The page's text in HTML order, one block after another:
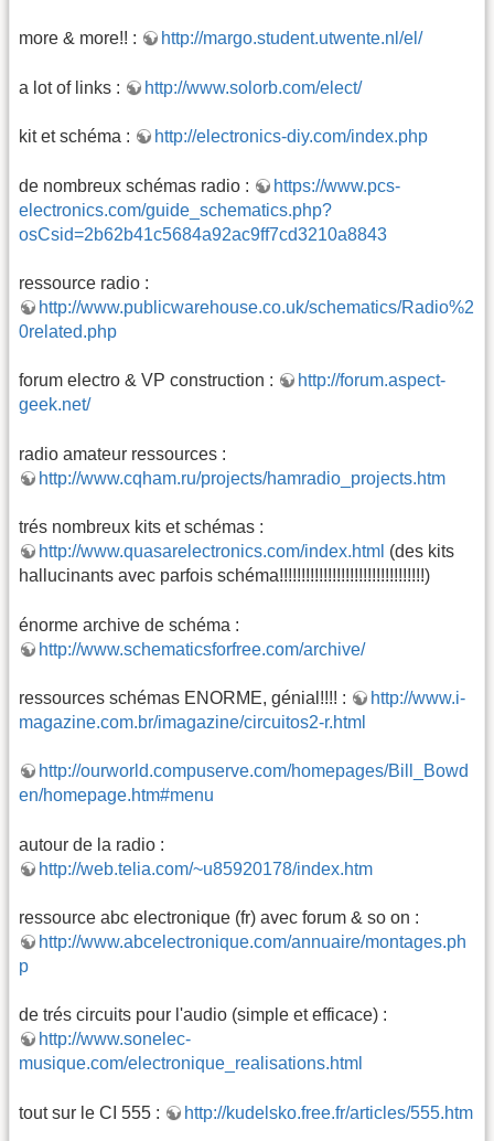
more & more!! : http://margo.student.utwente.nl/el/
a lot of links : http://www.solorb.com/elect/
kit et schéma : http://electronics-diy.com/index.php
de nombreux schémas radio :
https://www.pcs-
electronics.com/guide_schematics.php?
osCsid=2b62b41c5684a92ac9ff7cd3210a8843
ressource radio :
http://www.publicwarehouse.co.uk/schematics/Radio%2
0related.php
forum electro & VP construction :
http://forum.aspect-
geek.net/
radio amateur ressources :
http://www.cqham.ru/projects/hamradio_projects.htm
trés nombreux kits et schémas :
http://www.quasarelectronics.com/index.html (des kits
hallucinants avec parfois schéma!!!!!!!!!!!!!!!!!!!!!!!!!!!!!!!!!)
énorme archive de schéma :
http://www.schematicsforfree.com/archive/
ressources schémas ENORME, génial!!!! :
http://www.i-
magazine.com.br/imagazine/circuitos2-r.html
http://ourworld.compuserve.com/homepages/Bill_Bowd
en/homepage.htm#menu
autour de la radio :
http://web.telia.com/~u85920178/index.htm
ressource abc electronique (fr) avec forum & so on :
http://www.abcelectronique.com/annuaire/montages.ph
p
de trés circuits pour l'audio (simple et efficace) :
http://www.sonelec-
musique.com/electronique_realisations.html
tout sur le CI 555 : http://kudelsko.free.fr/articles/555.htm